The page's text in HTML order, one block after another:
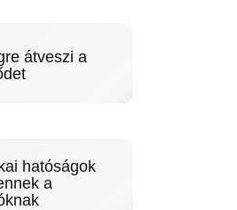
átveszi a
hatóságok
a